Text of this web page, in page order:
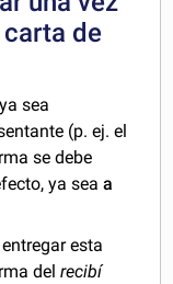
de
sea
(p. ej. el
se debe
ya seaa
esta
delrecibí